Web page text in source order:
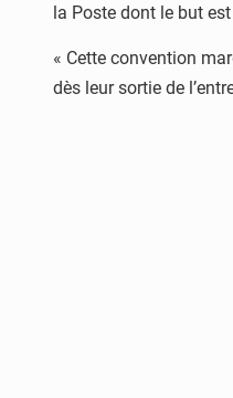
la Poste dont le but
« Cette convention
dès leur sortie de